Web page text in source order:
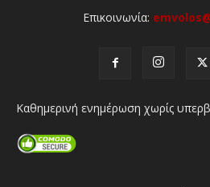
Επικοινωνία:
Καθημερινή ενημέρωση χωρίς